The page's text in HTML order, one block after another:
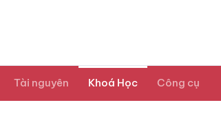
Tài nguyên Khoá Học Công cụ